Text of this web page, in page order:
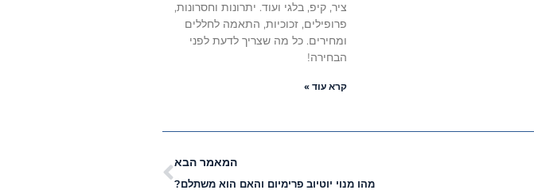
ציר, קיפ, בלגי ועוד. יתרונות וחסרונות,
פרופילים, זכוכיות, התאמה לחללים
ומחירים. כל מה שצריך לדעת לפני
הבחירה!
קרא עוד »
המאמר הבא
מהו מנוי יוטיוב פרימיום והאם הוא משתלם?